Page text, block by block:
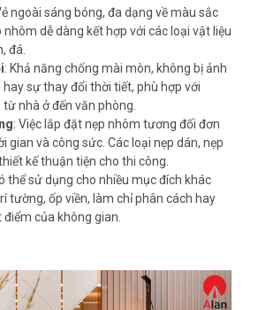
ngoài sáng bóng, đa dạng về màu sắc
nhôm dễ dàng kết hợp với các loại vật liệu
đá.
: Khả năng chống mài mòn, không bị ảnh
sự thay đổi thời tiết, phù hợp với
nhà ở đến văn phòng.
: Việc lắp đặt nẹp nhôm tương đối đơn
gian và công sức. Các loại nẹp dán, nẹp
kế thuận tiện cho thi công.
thể sử dụng cho nhiều mục đích khác
tường, ốp viền, làm chỉ phân cách hay
điểm của không gian.